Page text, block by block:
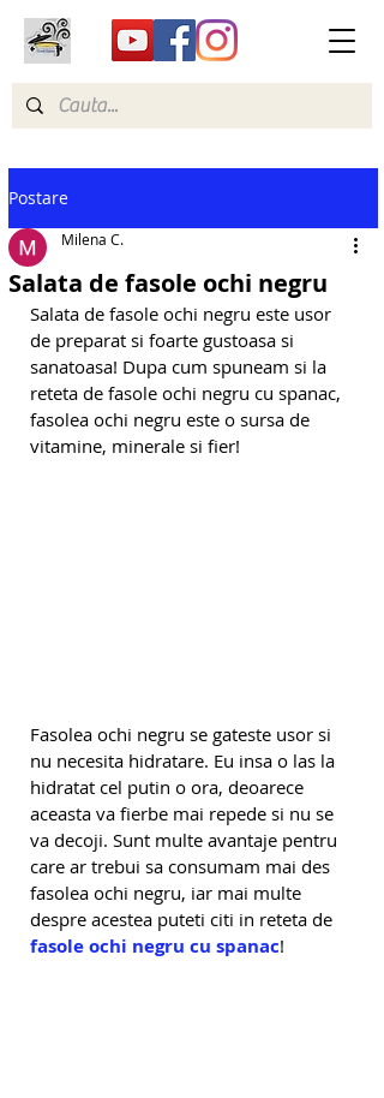
Postare
Salata de fasole ochi negru
Milena C.
Salata de fasole ochi negru este usor
de preparat si foarte gustoasa si
sanatoasa! Dupa cum spuneam si la
reteta de fasole ochi negru cu spanac,
fasolea ochi negru este o sursa de
vitamine, minerale si fier!
Fasolea ochi negru se gateste usor si
nu necesita hidratare. Eu insa o las la
hidratat cel putin o ora, deoarece
aceasta va fierbe mai repede si nu se
va decoji. Sunt multe avantaje pentru
care ar trebui sa consumam mai des
fasolea ochi negru, iar mai multe
despre acestea puteti citi in reteta de
fasole ochi negru cu spanac!